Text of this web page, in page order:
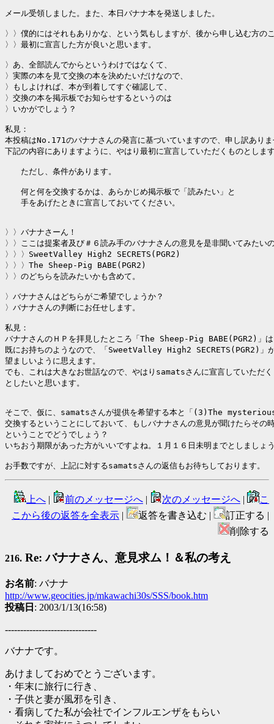
メール受領しました。また、本日バナナ本を発送しました。
〉〉僕的にはそれもありかな、という気もしますが、後から申し込む方の
〉〉最初に宣言した方が良いと思います。
〉あ、全部読んでからというわけではなくて、
〉実際の本を見て交換の本を決めたいだけなので、
〉もしよければ、本が到着してすぐ確認して、
〉交換の本を掲示板でお知らせするというのは
〉いかがでしょう？
私見：
本投稿はNo.171のバナナさんの発言に基づいていますので、申し訳あり
下記の内容にありますように、やはり最初に宣言していただくものとしま
ただし、条件があります。
何と何を交換するかは、あらかじめ掲示板で「読みたい」と
手をあげたときに宣言しておいてください。
〉〉バナナさーん！
〉〉ここは提案者及び＃６読み手のバナナさんの意見を是非聞いてみたい
〉〉〉SweetValley High2 SECRETS(PGR2)
〉〉〉The Sheep-Pig BABE(PGR2)
〉〉のどちらを読みたいかも含めて。
〉バナナさんはどちらがご希望でしょうか？
〉バナナさんの判断にお任せします。
私見：
バナナさんのＨＰを拝見したところ「The Sheep-Pig BABE(PGR2)」は
既にお持ちのようなので、「SweetValley High2 SECRETS(PGR2)」
望ましいように思えます。
でも、これは大きなお世話なので、やはりsamatsさんに宣言していただ
としたいと思います。
そこで、仮に、samatsさんが提供を希望する本と「(3)The
交換するということにしておいて、もしバナナさんの意見が聞けたらその
ということでどうでしょう？
いちおう期限があった方がいいですよね。１月１６日未明までとしましょ
お手数ですが、上記に対するsamatsさんの返信もお待ちしております。
上へ | 前のメッセージへ | 次のメッセージへ |
こ
こから後の返答を全表示 | 返答を書き込む |
訂正する |
削除する
216. Re: バナナさん、意見求ム！＆私の考え
お名前: バナナ
http://www.geocities.jp/mkawachi30s/SSS/book.htm
投稿日 : 2003/1/13(16:58)
------------------------------
バナナです。
あけましておめでとうございます。
・年末に旅行に行き、
・子供と妻が風邪を引き、
・看病してた私が会社でインフルエンザをもらい